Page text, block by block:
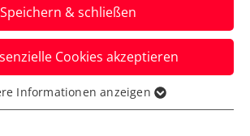
honoriert das
Konzept des WTA-Turniers in
Landeshauptstadt.
/ Redaktion, 30.06.2023
Speichern & schließen
Cookies akzeptieren
werden für grundlegende
Informationen anzeigen